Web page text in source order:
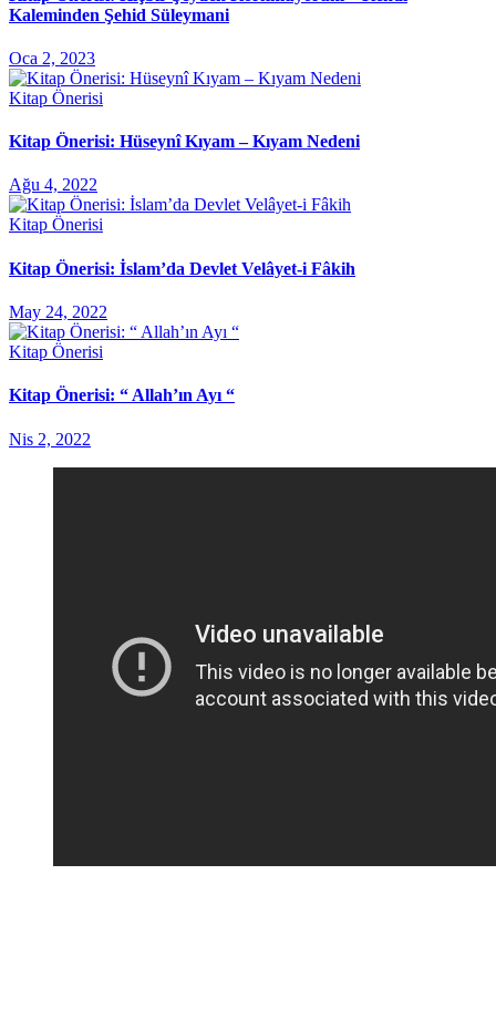
Kaleminden Şehid Süleymani
Oca 2, 2023
Kitap Önerisi
Kitap Önerisi: Hüseynî Kıyam – Kıyam Nedeni
Ağu 4, 2022
Kitap Önerisi
Kitap Önerisi: İslam’da Devlet Velâyet-i Fâkih
May 24, 2022
Kitap Önerisi
Kitap Önerisi: “ Allah’ın Ayı “
Nis 2, 2022